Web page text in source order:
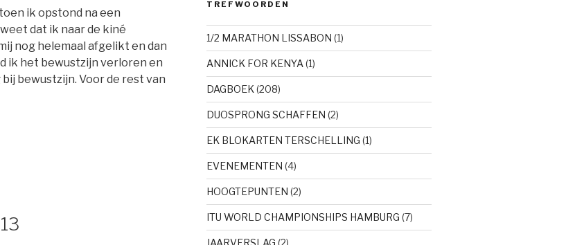
ik opstond na een
dat ik naar de kiné
nog helemaal afgelikt en dan
ik het bewustzijn verloren en
bewustzijn. Voor de rest van
TREFWOORDEN
1/2 MARATHON LISSABON (1)
ANNICK FOR KENYA(1)
DAGBOEK (208)
DUOSPRONG SCHAFFEN (2)
EK BLOKARTEN TERSCHELLING (1)
EVENEMENTEN (4)
HOOGTEPUNTEN (2)
ITU WORLD CHAMPIONSHIPS HAMBURG (7)
JAARVERSLAG (2)